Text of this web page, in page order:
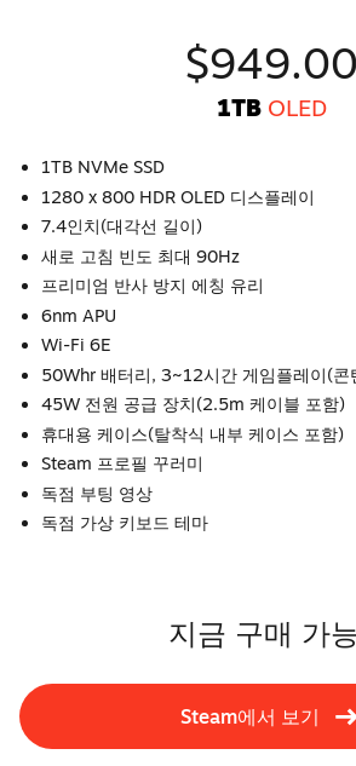
$949.00
1TB OLED
1TB NVMe SSD
1280 x 800 HDR OLED 디스플레이
7.4인치(대각선 길이)
새로 고침 빈도 최대 90Hz
프리미엄 반사 방지 에칭 유리
6nm APU
Wi-Fi 6E
50Whr 배터리, 3~12시간 게임플레이(콘
45W 전원 공급 장치(2.5m 케이블 포함)
휴대용 케이스(탈착식 내부 케이스 포함)
Steam 프로필 꾸러미
독점 부팅 영상
독점 가상 키보드 테마
지금 구매 가
Steam에서 보기